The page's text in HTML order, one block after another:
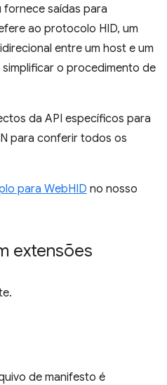
saídas para
ao protocolo HID, um
entre um host e um
o procedimento de
da API específicos para
para conferir todos os
para WebHID no nosso
extensões
de manifesto é